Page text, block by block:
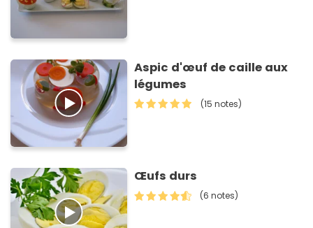
Aspic d'œuf de caille aux
légumes
(15 notes)
Œufs durs
(6 notes)